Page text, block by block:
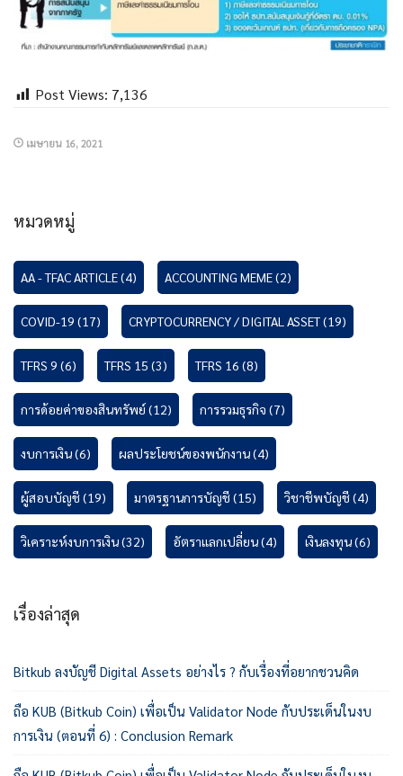
Post Views: 7,136
เมษายน 16, 2021
หมวดหมู่
AA - TFAC ARTICLE(4) ACCOUNTING MEME(2)
COVID-19 (17) CRYPTOCURRENCY / DIGITAL ASSET(19)
TFRS 9 (6) TFRS 15 (3) TFRS 16 (8)
การด้อยค่าของสินทรัพย์(12) การรวมธุรกิจ (7)
งบการเงิน(6) ผลประโยชน์ของพนักงาน(4)
ผู้สอบบัญชี(19) มาตรฐานการบัญชี(15) วิชาชีพบัญชี(4)
วิเคราะห์งบการเงิน(32) อัตราแลกเปลี่ยน(4) เงินลงทุน(6)
เรื่องล่าสุด
Bitkub ลงบัญชี Digital Assets อย่างไร ? กับเรื่องที่อยากชวนคิด
ถือ KUB (Bitkub Coin) เพื่อเป็น Validator Node กับประเด็นในงบ
การเงิน (ตอนที่ 6) : Conclusion Remark